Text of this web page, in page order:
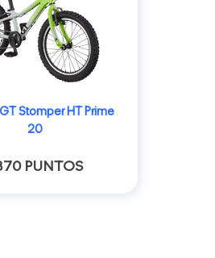
Stomper HT Prime
20
PUNTOS